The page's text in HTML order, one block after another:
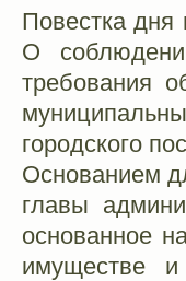
Повестка дня
О
требования
городского
Основанием
главы
основанное
имуществе и